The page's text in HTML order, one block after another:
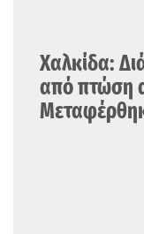
Χαλκίδα:
από πτώση